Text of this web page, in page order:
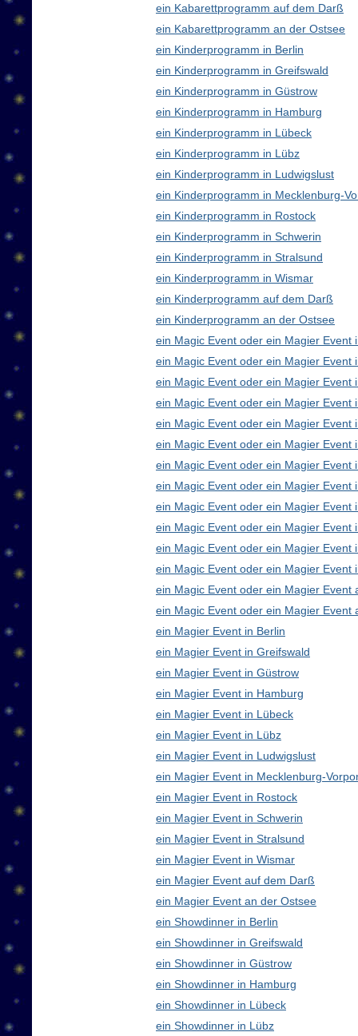
ein Kabarettprogramm auf dem Darß
ein Kabarettprogramm an der Ostsee
ein Kinderprogramm in Berlin
ein Kinderprogramm in Greifswald
ein Kinderprogramm in Güstrow
ein Kinderprogramm in Hamburg
ein Kinderprogramm in Lübeck
ein Kinderprogramm in Lübz
ein Kinderprogramm in Ludwigslust
ein Kinderprogramm in Mecklenburg-
ein Kinderprogramm in Rostock
ein Kinderprogramm in Schwerin
ein Kinderprogramm in Stralsund
ein Kinderprogramm in Wismar
ein Kinderprogramm auf dem Darß
ein Kinderprogramm an der Ostsee
ein Magic Event oder ein Magier Event
ein Magic Event oder ein Magier Event
ein Magic Event oder ein Magier Event
ein Magic Event oder ein Magier Event
ein Magic Event oder ein Magier Event
ein Magic Event oder ein Magier Event
ein Magic Event oder ein Magier Event
ein Magic Event oder ein Magier Event
ein Magic Event oder ein Magier Event
ein Magic Event oder ein Magier Event
ein Magic Event oder ein Magier Event
ein Magic Event oder ein Magier Event
ein Magic Event oder ein Magier Event
ein Magic Event oder ein Magier Event
ein Magier Event in Berlin
ein Magier Event in Greifswald
ein Magier Event in Güstrow
ein Magier Event in Hamburg
ein Magier Event in Lübeck
ein Magier Event in Lübz
ein Magier Event in Ludwigslust
ein Magier Event in Mecklenburg-
ein Magier Event in Rostock
ein Magier Event in Schwerin
ein Magier Event in Stralsund
ein Magier Event in Wismar
ein Magier Event auf dem Darß
ein Magier Event an der Ostsee
ein Showdinner in Berlin
ein Showdinner in Greifswald
ein Showdinner in Güstrow
ein Showdinner in Hamburg
ein Showdinner in Lübeck
ein Showdinner in Lübz